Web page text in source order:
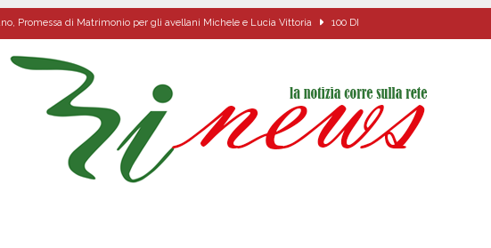
Promessa di Matrimonio per gli avellani Michele e Lucia Vittoria 100 DI
D’Onofrio: due giorni di fede nel ricordo del fondatore
L’Ipocrisia delle Apparenze e il Sociale Negato: il Caso del Centro Sociale mai
al privato EVIDENZA